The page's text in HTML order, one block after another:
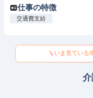
仕事の特徴
交通費支給
いま見ている